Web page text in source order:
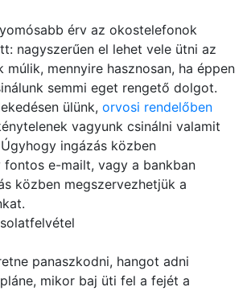
érv az okostelefonok
nagyszerűen el lehet vele ütni az
múlik, mennyire hasznosan, ha éppen
semmi eget rengető dolgot.
ülünk, orvosi rendelőben
vagyunk csinálni valamit
ingázás közben
fontos e-mailt, vagy a bankban
közben megszervezhetjük a
panaszkodni, hangot adni
mikor baj üti fel a fejét a